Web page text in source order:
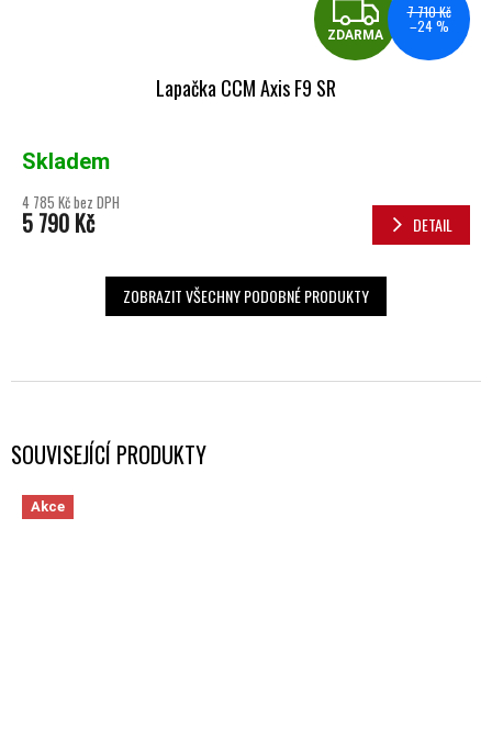
SOUVISEJÍCÍ PRODUKTY
Akce
ZDARMA
7 710 Kč
–24 %
Lapačka CCM Axis F9 SR
Skladem
4 785 Kč bez DPH
5 790 Kč DETAIL
ZOBRAZIT VŠECHNY PODOBNÉ PRODUKTY